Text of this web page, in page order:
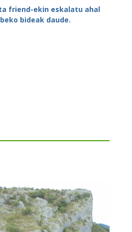
friend-ekin eskalatu ahal
bideak daude.